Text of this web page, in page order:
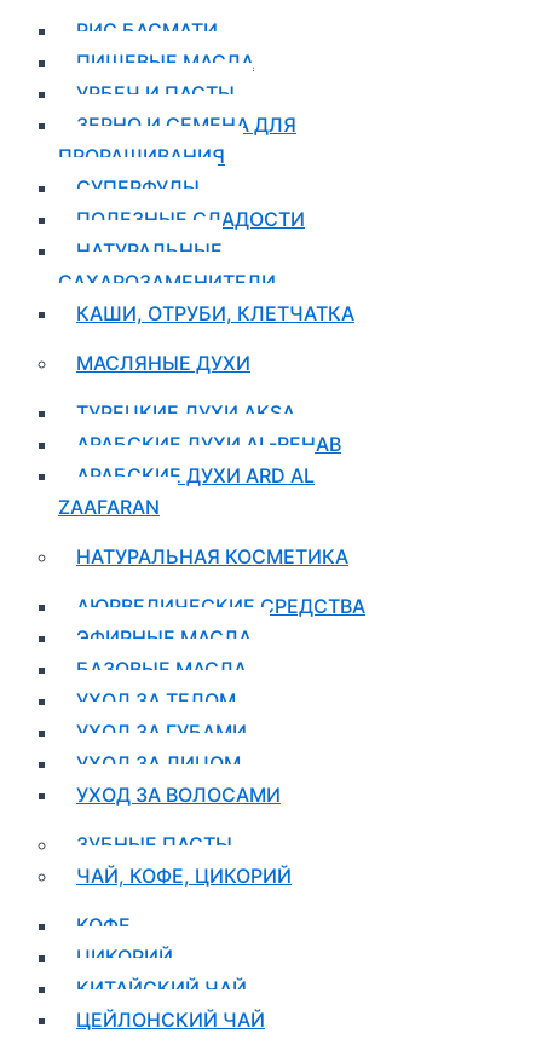
РИС БАСМАТИ
ПИЩЕВЫЕ МАСЛА
УРБЕЧ И ПАСТЫ
ЗЕРНО И СЕМЕНА ДЛЯ
ПРОРАЩИВАНИЯ
СУПЕРФУДЫ
ПОЛЕЗНЫЕ СЛАДОСТИ
НАТУРАЛЬНЫЕ
САХАРОЗАМЕНИТЕЛИ
КАШИ, ОТРУБИ, КЛЕТЧАТКА
МАСЛЯНЫЕ ДУХИ
ТУРЕЦКИЕ ДУХИ AKSA
АРАБСКИЕ ДУХИ AL-REHAB
АРАБСКИЕ ДУХИ ARD AL
ZAAFARAN
НАТУРАЛЬНАЯ КОСМЕТИКА
АЮРВЕДИЧЕСКИЕ СРЕДСТВА
ЭФИРНЫЕ МАСЛА
БАЗОВЫЕ МАСЛА
УХОД ЗА ТЕЛОМ
УХОД ЗА ГУБАМИ
УХОД ЗА ЛИЦОМ
УХОД ЗА ВОЛОСАМИ
ЗУБНЫЕ ПАСТЫ
ЧАЙ, КОФЕ, ЦИКОРИЙ
КОФЕ
ЦИКОРИЙ
КИТАЙСКИЙ ЧАЙ
ЦЕЙЛОНСКИЙ ЧАЙ